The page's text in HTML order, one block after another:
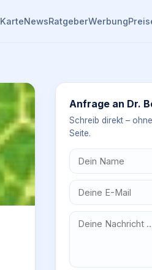
KarteNewsRatgeberWerbung
Anfrage an Dr.
Schreib direkt –
Seite.